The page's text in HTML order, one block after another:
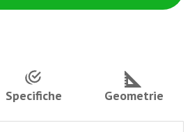
Specifiche Geometrie